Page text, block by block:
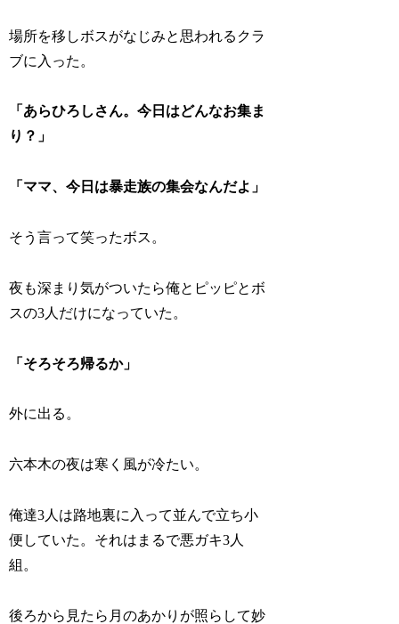
場所を移しボスがなじみと思われるクラ
ブに入った。
「あらひろしさん。今日はどんなお集ま
り？」
「ママ、今日は暴走族の集会なんだよ」
そう言って笑ったボス。
夜も深まり気がついたら俺とピッピとボ
スの3人だけになっていた。
「そろそろ帰るか」
外に出る。
六本木の夜は寒く風が冷たい。
俺達3人は路地裏に入って並んで立ち小
便していた。それはまるで悪ガキ3人
組。
後ろから見たら月のあかりが照らして妙